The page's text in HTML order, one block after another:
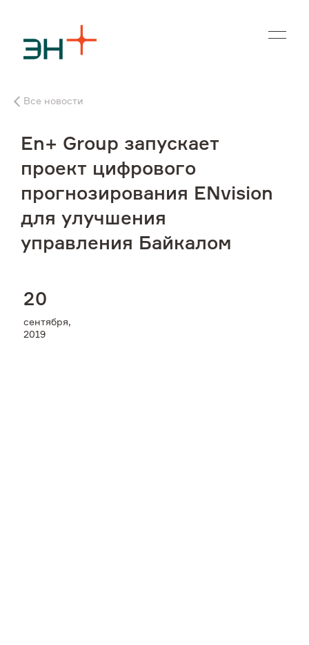
О нас
Чем мы занимаемся
Инвесторам
Устойчивое развитие
Пресс-центр
Все новости
En+ Group запускает
проект цифрового
прогнозирования ENvision
для улучшения
управления Байкалом
20
сентября,
2019